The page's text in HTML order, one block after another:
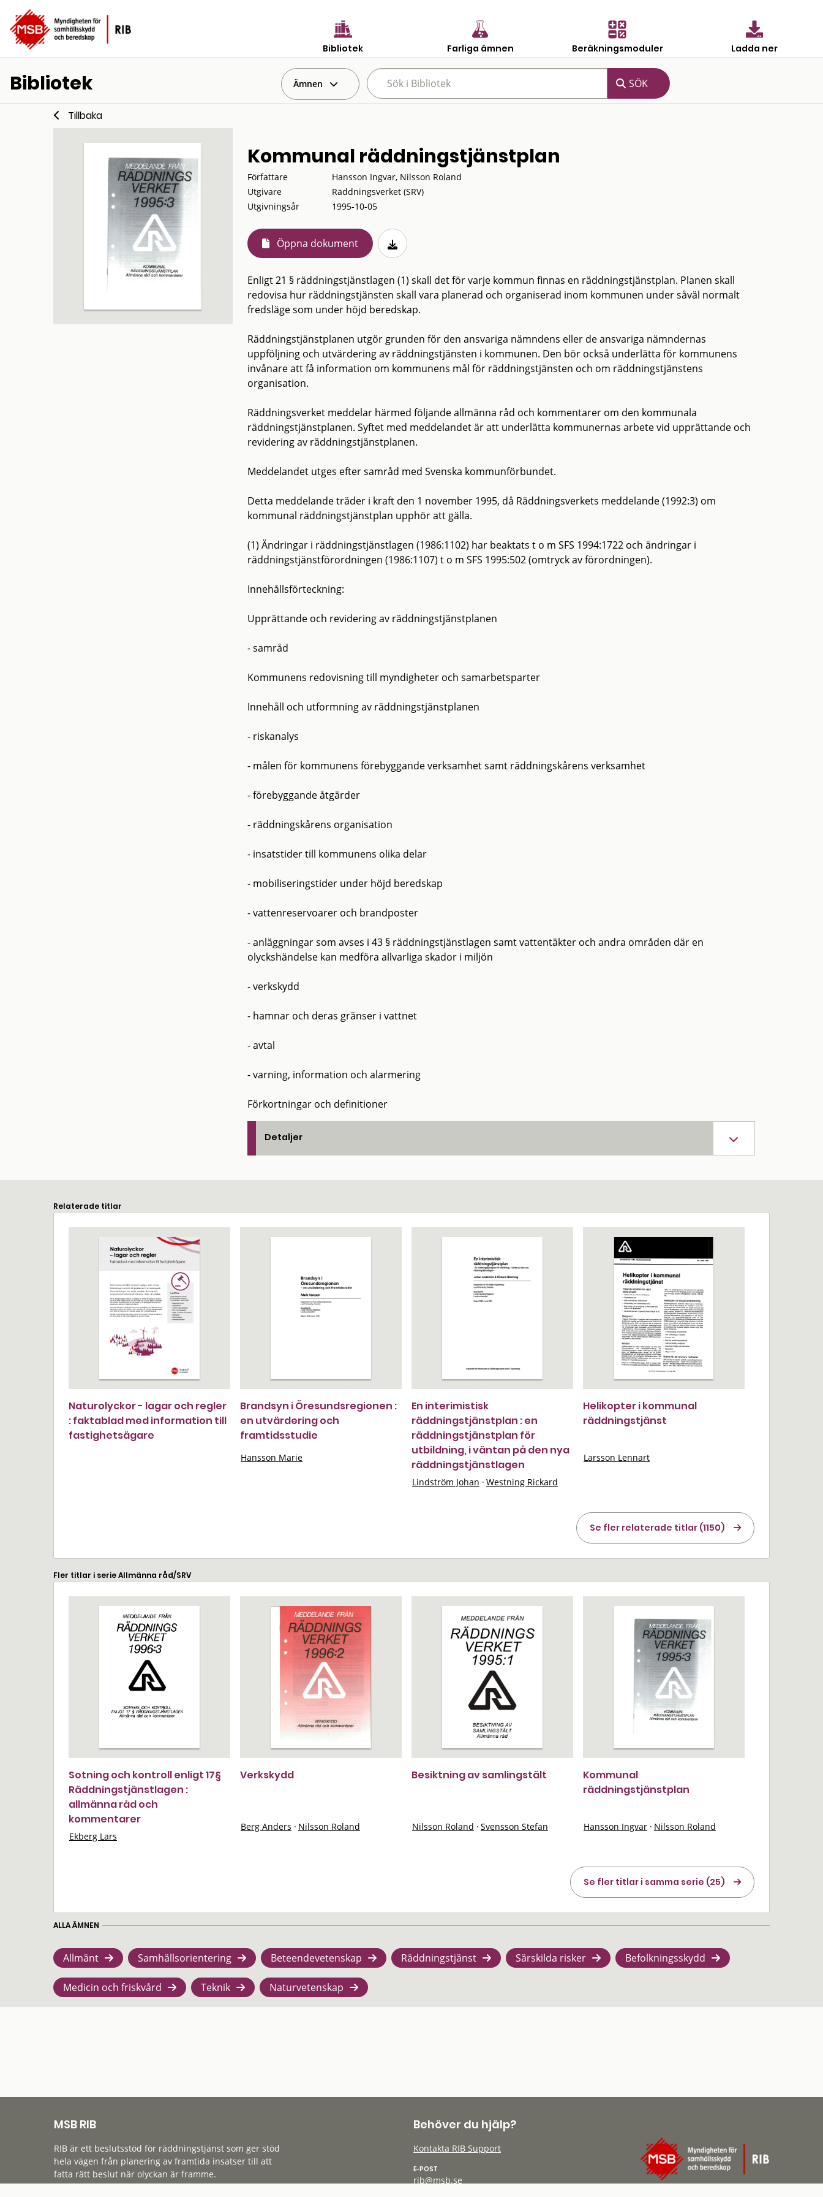
Bibliotek Farliga ämnen Beräkningsmoduler Ladda ner
Bibliotek Ämnen
Tillbaka
Kommunal räddningstjänstplan
Författare
Hansson Ingvar, Nilsson Roland
Utgivare
Räddningsverket (SRV)
Utgivningsår
1995-10-05
Öppna dokument
Enligt 21 § räddningstjänstlagen (1) skall det för varje kommun finnas en räddningstjänstplan. Planen skall
redovisa hur räddningstjänsten skall vara planerad och organiserad inom kommunen under såväl normalt
fredsläge som under höjd beredskap.
Räddningstjänstplanen utgör grunden för den ansvariga nämndens eller de ansvariga nämndernas
uppföljning och utvärdering av räddningstjänsten i kommunen. Den bör också underlätta för kommunens
invånare att få information om kommunens mål för räddningstjänsten och om räddningstjänstens
organisation.
Räddningsverket meddelar härmed följande allmänna råd och kommentarer om den kommunala
räddningstjänstplanen. Syftet med meddelandet är att underlätta kommunernas arbete vid upprättande och
revidering av räddningstjänstplanen.
Meddelandet utges efter samråd med Svenska kommunförbundet.
Detta meddelande träder i kraft den 1 november 1995, då Räddningsverkets meddelande (1992:3) om
kommunal räddningstjänstplan upphör att gälla.
(1) Ändringar i räddningstjänstlagen (1986:1102) har beaktats t o m SFS 1994:1722 och ändringar i
räddningstjänstförordningen (1986:1107) t o m SFS 1995:502 (omtryck av förordningen).
Innehållsförteckning:
Upprättande och revidering av räddningstjänstplanen
- samråd
Kommunens redovisning till myndigheter och samarbetsparter
Innehåll och utformning av räddningstjänstplanen
- riskanalys
- målen för kommunens förebyggande verksamhet samt räddningskårens verksamhet
- förebyggande åtgärder
- räddningskårens organisation
- insatstider till kommunens olika delar
- mobiliseringstider under höjd beredskap
- vattenreservoarer och brandposter
- anläggningar som avses i 43 § räddningstjänstlagen samt vattentäkter och andra områden där en
olyckshändelse kan medföra allvarliga skador i miljön
- verkskydd
- hamnar och deras gränser i vattnet
- avtal
- varning, information och alarmering
Förkortningar och definitioner
Detaljer
Relaterade titlar
Naturolyckor - lagar och regler
: faktablad med information till
fastighetsägare
Brandsyn i Öresundsregionen :
en utvärdering och
framtidsstudie
Hansson Marie
En interimistisk
räddningstjänstplan : en
räddningstjänstplan för
utbildning, i väntan på den nya
räddningstjänstlagen
Lindström Johan · Westning Rickard
Helikopter i kommunal
räddningstjänst
Larsson Lennart
Se fler relaterade titlar (1150)
Fler titlar i serie Allmänna råd/SRV
Sotning och kontroll enligt 17§
Räddningstjänstlagen :
allmänna råd och
kommentarer
Ekberg Lars
Verkskydd
Berg Anders · Nilsson Roland
Besiktning av samlingstält
Nilsson Roland · Svensson Stefan
Kommunal
räddningstjänstplan
Hansson Ingvar · Nilsson Roland
Se fler titlar i samma serie (25)
ALLA ÄMNEN
Allmänt Samhällsorientering Beteendevetenskap Räddningstjänst Särskilda risker Befolkningsskydd
Medicin och friskvård Teknik Naturvetenskap
MSB RIB
RIB är ett beslutsstöd för räddningstjänst som ger stöd
hela vägen från planering av framtida insatser till att
fatta rätt beslut när olyckan är framme.
Behöver du hjälp?
Kontakta RIB Support
E-POST
rib@msb.se